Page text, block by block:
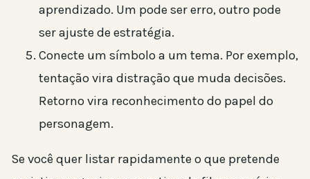
aprendizado. Um pode ser erro, outro pode
ser ajuste de estratégia.
Conecte um símbolo a um tema. Por exemplo,
tentação vira distração que muda decisões.
Retorno vira reconhecimento do papel do
personagem.
Se você quer listar rapidamente o que pretende